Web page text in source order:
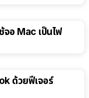
อ Mac เป็นไฟ
ด้วยฟีเจอร์